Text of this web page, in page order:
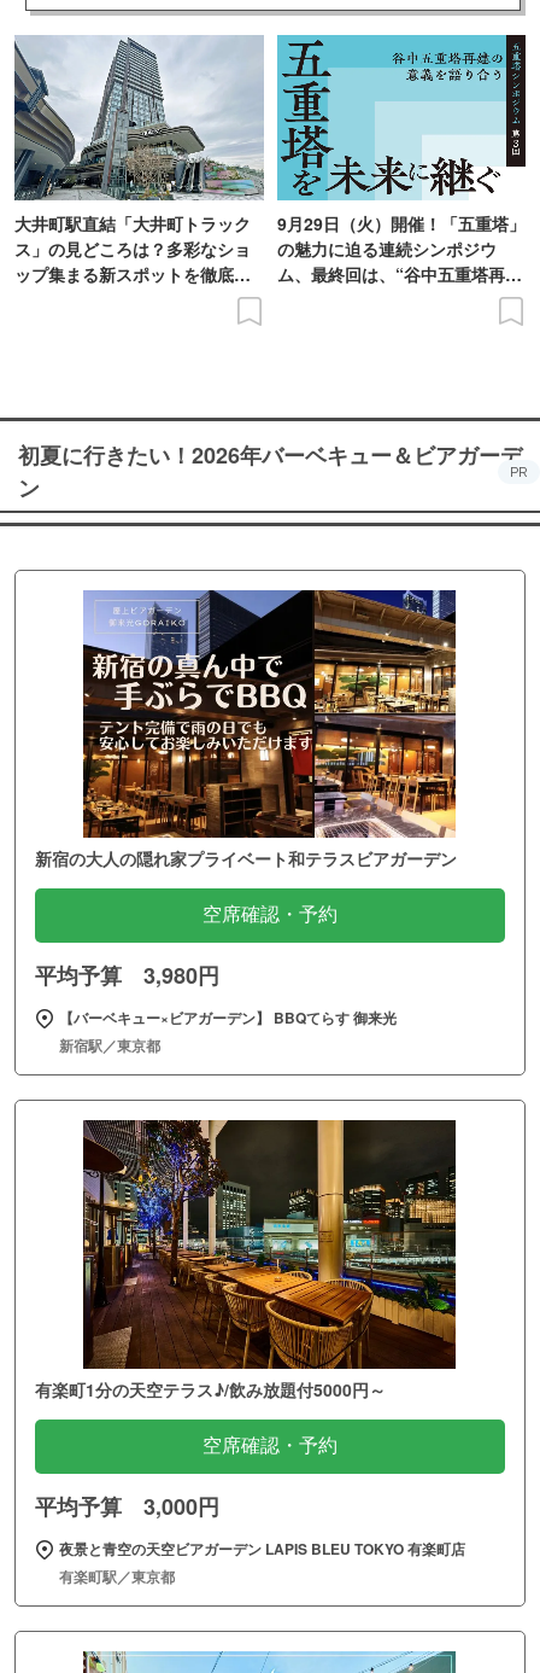
大井町駅直結「大井町トラック
ス」の見どころは？多彩なショ
ップ集まる新スポットを徹底解
9月29日（火）開催！「五重塔」
の魅力に迫る連続シンポジウ
ム、最終回は、“谷中五重塔再建
初夏に行きたい！2026年バーベキュー＆ビアガーデ
ン
PR
新宿の大人の隠れ家プライベート和テラスビアガーデン
空席確認・予約
平均予算 3,980円
【バーベキュー×ビアガーデン】 BBQてらす 御来光
新宿駅／東京都
有楽町1分の天空テラス♪/飲み放題付5000円～
空席確認・予約
平均予算 3,000円
夜景と青空の天空ビアガーデン LAPIS BLEU TOKYO 有楽町店
有楽町駅／東京都